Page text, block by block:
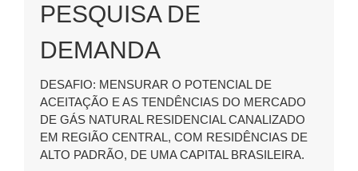
PESQUISA DE
DEMANDA
DESAFIO: MENSURAR O POTENCIAL DE
ACEITAÇÃO E AS TENDÊNCIAS DO MERCADO
DE GÁS NATURAL RESIDENCIAL CANALIZADO
EM REGIÃO CENTRAL, COM RESIDÊNCIAS DE
ALTO PADRÃO, DE UMA CAPITAL BRASILEIRA.